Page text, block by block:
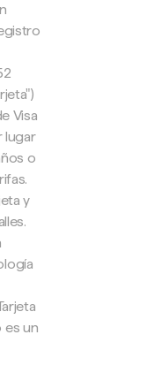
Visa
lugar
o
y
es un